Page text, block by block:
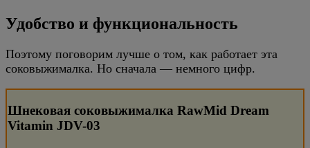
Удобство и функциональность
Поэтому поговорим лучше о том, как работает эта
соковыжималка. Но сначала — немного цифр.
Шнековая соковыжималка RawMid Dream
Vitamin JDV-03